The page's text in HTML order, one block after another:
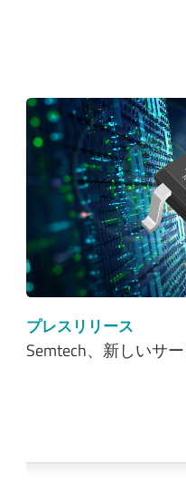
プレスリリース
Semtech、新しいサ